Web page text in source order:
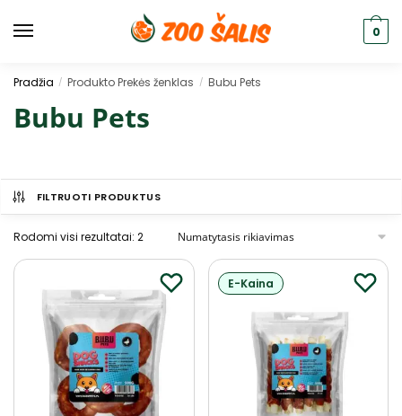
0
Pradžia / Produkto Prekės ženklas / Bubu Pets
Bubu Pets
FILTRUOTI PRODUKTUS
Rodomi visi rezultatai: 2
E-Kaina